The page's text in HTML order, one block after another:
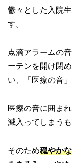
鬱々とした入院
す。
点滴アラームの
ーテンを開け閉
い、「医療の音
医療の音に囲ま
滅入ってしまうも
そのため穏やか